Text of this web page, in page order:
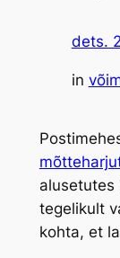
dets.
in
alusetutes
tegelikult
kohta, et